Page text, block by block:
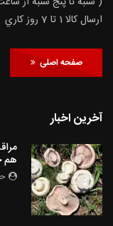
ارسال كالا 1 تا 7 روز كاري
صفحه اصلی
آخرین اخبار
هم